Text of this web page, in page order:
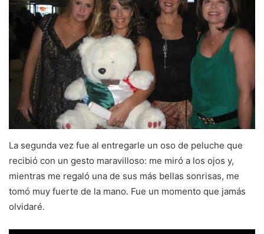
La segunda vez fue al entregarle un oso de peluche que
recibió con un gesto maravilloso: me miró a los ojos y,
mientras me regaló una de sus más bellas sonrisas, me
tomó muy fuerte de la mano. Fue un momento que jamás
olvidaré.